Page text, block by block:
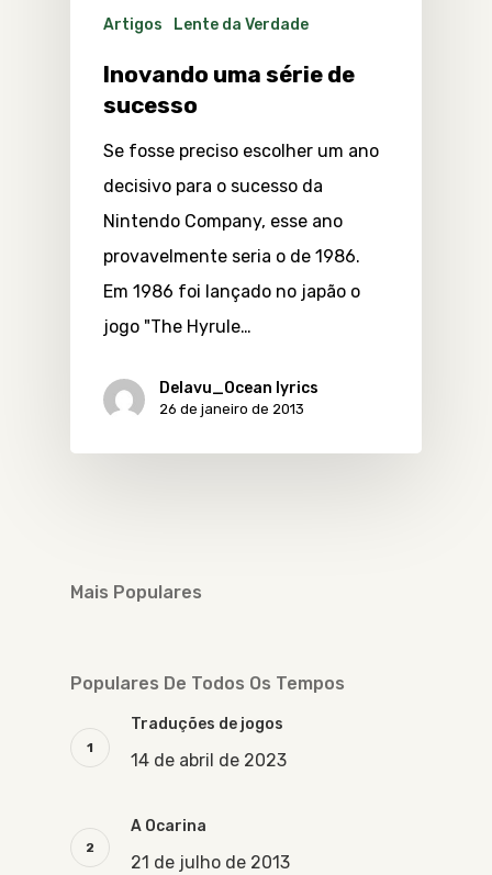
Artigos Lente da Verdade
Inovando uma série de
sucesso
Se fosse preciso escolher um ano
decisivo para o sucesso da
Nintendo Company, esse ano
provavelmente seria o de 1986.
Em 1986 foi lançado no japão o
jogo "The Hyrule…
Delavu_Ocean lyrics
26 de janeiro de 2013
Mais Populares
Populares De Todos Os Tempos
Traduções de jogos
14 de abril de 2023
A Ocarina
21 de julho de 2013